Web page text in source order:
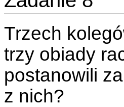
Trzech
trzy obiady
postanowili
z nich?